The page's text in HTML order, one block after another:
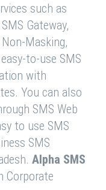
such as
Gateway,
Masking,
to-use SMS
with
You can also
SMS Web
to use SMS
SMS
Alpha SMS
Corporate